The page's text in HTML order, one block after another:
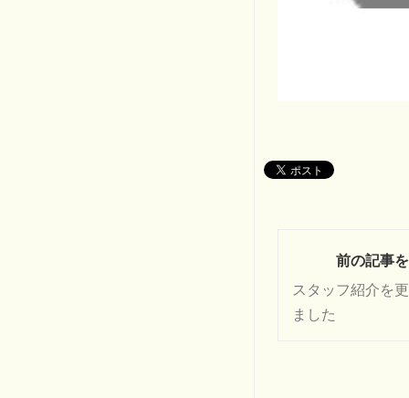
前の記事
スタッフ紹介を
ました